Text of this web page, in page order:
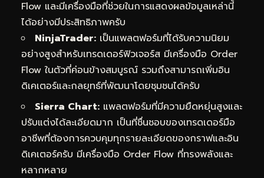
Flow และมีเครื่องมือที่ช่วยในการแสดงผลข้อมูลเหล่านี้
ได้อย่างมีประสิทธิภาพครับ
NinjaTrader: เป็นแพลตฟอร์มที่ได้รับความนิยม
อย่างสูงสำหรับเทรดเดอร์ฟิวเจอร์ส มีเครื่องมือ Order
Flow ในตัวที่ค่อนข้างสมบูรณ์ รวมถึงสามารถเพิ่มอิน
ดิเคเตอร์และกลยุทธ์ที่พัฒนาโดยชุมชนได้ครับ
Sierra Chart: แพลตฟอร์มที่มีความยืดหยุ่นสูงและ
ปรับแต่งได้ละเอียดมาก เป็นที่ชื่นชอบของเทรดเดอร์มือ
อาชีพที่ต้องการควบคุมทุกรายละเอียดของกราฟและอิน
ดิเคเตอร์ครับ มีเครื่องมือ Order Flow ที่ทรงพลังและ
หลากหลาย